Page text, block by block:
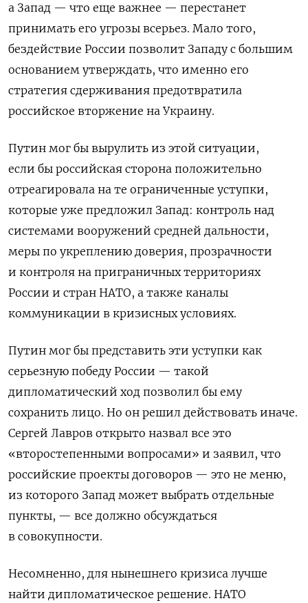
а Запад — что еще важнее — перестанет
принимать его угрозы всерьез. Мало того,
бездействие России позволит Западу с большим
основанием утверждать, что именно его
стратегия сдерживания предотвратила
российское вторжение на Украину.
Путин мог бы вырулить из этой ситуации,
если бы российская сторона положительно
отреагировала на те ограниченные уступки,
которые уже предложил Запад: контроль над
системами вооружений средней дальности,
меры по укреплению доверия, прозрачности
и контроля на приграничных территориях
России и стран НАТО, а также каналы
коммуникации в кризисных условиях.
Путин мог бы представить эти уступки как
серьезную победу России — такой
дипломатический ход позволил бы ему
сохранить лицо. Но он решил действовать иначе.
Сергей Лавров открыто назвал все это
«второстепенными вопросами» и заявил, что
российские проекты договоров — это не меню,
из которого Запад может выбрать отдельные
пункты, — все должно обсуждаться
в совокупности.
Несомненно, для нынешнего кризиса лучше
найти дипломатическое решение. НАТО